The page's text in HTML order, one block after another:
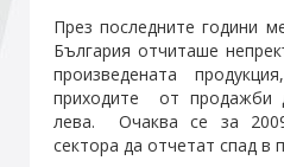
През последните години
България отчиташе
произведената
приходите от продажби
лева. Очаква се за
сектора да отчетат спад в